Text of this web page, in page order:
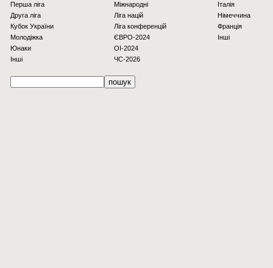
Перша ліга
Друга ліга
Кубок України
Молодіжка
Юнаки
Інші
Міжнародні
Ліга націй
Ліга конференцій
ЄВРО-2024
OI-2024
ЧС-2026
Італія
Німеччина
Франція
Інші